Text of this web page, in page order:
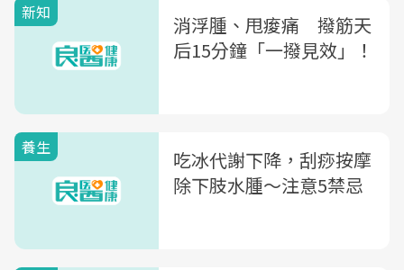
新知
消浮腫、甩痠痛 撥筋天
后15分鐘「一撥見效」！
養生
吃冰代謝下降，刮痧按摩
除下肢水腫～注意5禁忌